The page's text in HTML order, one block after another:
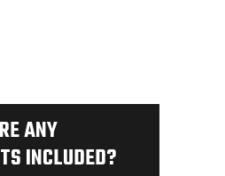
ANY
INCLUDED?